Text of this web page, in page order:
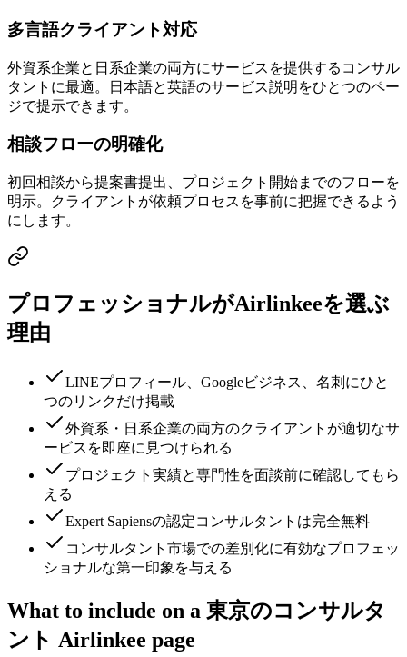
多言語クライアント対応
外資系企業と日系企業の両方にサービスを提供するコンサル
タントに最適。日本語と英語のサービス説明をひとつのペー
ジで提示できます。
相談フローの明確化
初回相談から提案書提出、プロジェクト開始までのフローを
明示。クライアントが依頼プロセスを事前に把握できるよう
にします。
プロフェッショナルがAirlinkeeを選ぶ
理由
LINEプロフィール、Googleビジネス、名刺にひと
つのリンクだけ掲載
外資系・日系企業の両方のクライアントが適切なサ
ービスを即座に見つけられる
プロジェクト実績と専門性を面談前に確認してもら
える
Expert Sapiensの認定コンサルタントは完全無料
コンサルタント市場での差別化に有効なプロフェッ
ショナルな第一印象を与える
What to include on a 東京のコンサルタ
ント Airlinkee page